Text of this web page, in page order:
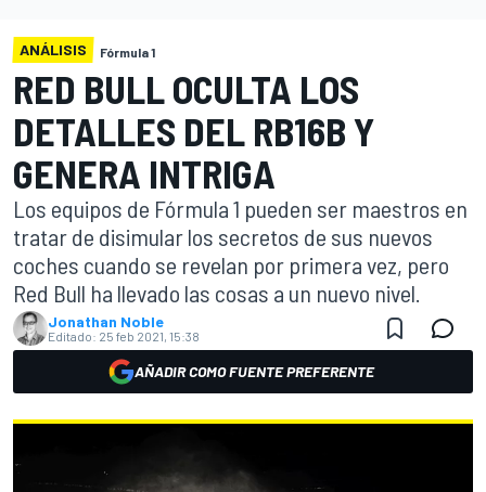
ANÁLISIS Fórmula 1
RED BULL OCULTA LOS
DETALLES DEL RB16B Y
GENERA INTRIGA
Los equipos de Fórmula 1 pueden ser maestros en
tratar de disimular los secretos de sus nuevos
coches cuando se revelan por primera vez, pero
Red Bull ha llevado las cosas a un nuevo nivel.
Jonathan Noble
Editado: 25 feb 2021, 15:38
AÑADIR COMO FUENTE PREFERENTE